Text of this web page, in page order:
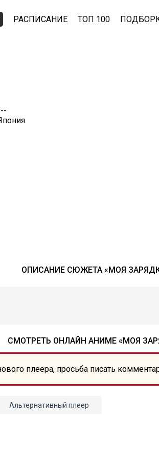
РАСПИСАНИЕ ТОП 100
ОПИСАНИЕ СЮЖЕТА «МОЯ
СМОТРЕТЬ ОНЛАЙН АНИМЕ «МОЯ
плеера, просьба писать
Альтернативный плеер